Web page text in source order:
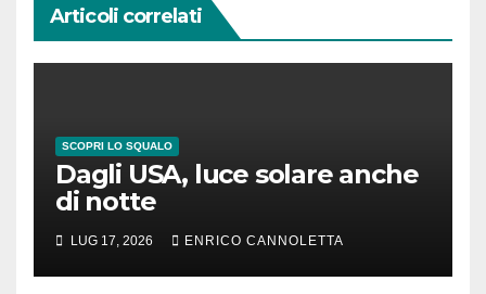
Articoli correlati
SCOPRI LO SQUALO
Dagli USA, luce solare anche
di notte
LUG 17, 2026 ENRICO CANNOLETTA